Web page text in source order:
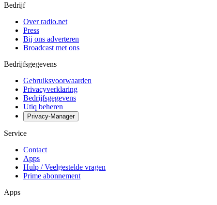
Bedrijf
Over radio.net
Press
Bij ons adverteren
Broadcast met ons
Bedrijfsgegevens
Gebruiksvoorwaarden
Privacyverklaring
Bedrijfsgegevens
Utiq beheren
Privacy-Manager
Service
Contact
Apps
Hulp / Veelgestelde vragen
Prime abonnement
Apps